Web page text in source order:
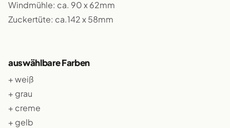
Windmühle: ca. 90 x 62mm
Zuckertüte: ca.142 x 58mm
auswählbare Farben
+ weiß
+ grau
+ creme
+ gelb